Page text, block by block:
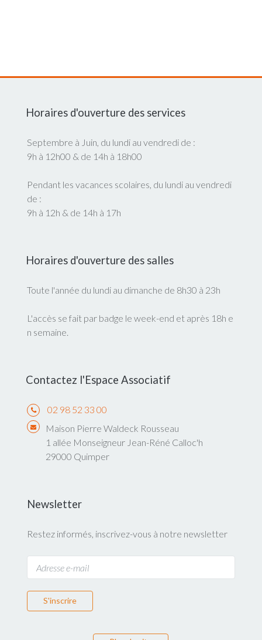
Horaires d'ouverture des services
Septembre à Juin, du lundi au vendredi de :
9h à 12h00 & de 14h à 18h00
Pendant les vacances scolaires, du lundi au vendredi
de :
9h à 12h & de 14h à 17h
Horaires d'ouverture des salles
Toute l'année du lundi au dimanche de 8h30 à 23h
L'accès se fait par badge le week-end et après 18h e
n semaine.
Contactez l'Espace Associatif
02 98 52 33 00
Maison Pierre Waldeck Rousseau
1 allée Monseigneur Jean-Réné Calloc'h
29000 Quimper
Newsletter
Restez informés, inscrivez-vous à notre newsletter
S'inscrire